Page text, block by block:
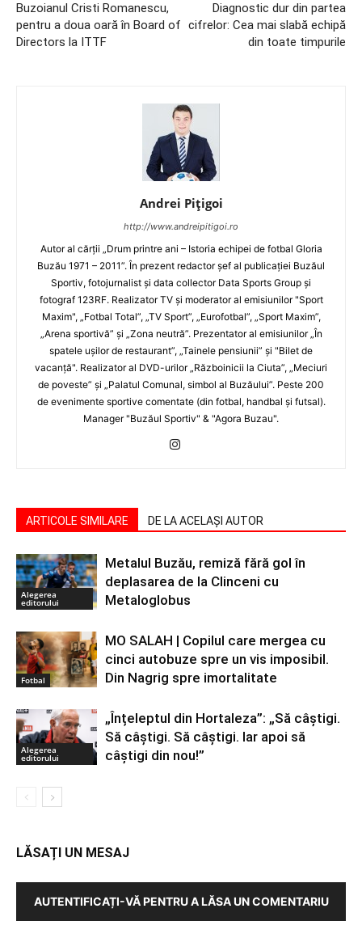
Buzoianul Cristi Romanescu,
pentru a doua oară în Board of
Directors la ITTF
Diagnostic dur din partea
cifrelor: Cea mai slabă echipă
din toate timpurile
Andrei Pițigoi
http://www.andreipitigoi.ro
Autor al cărţii „Drum printre ani – Istoria echipei de fotbal Gloria
Buzău 1971 – 2011”. În prezent redactor şef al publicaţiei Buzăul
Sportiv, fotojurnalist şi data collector Data Sports Group şi
fotograf 123RF. Realizator TV şi moderator al emisiunilor "Sport
Maxim", „Fotbal Total”, „TV Sport”, „Eurofotbal”, „Sport Maxim”,
„Arena sportivă” şi „Zona neutră”. Prezentator al emisiunilor „În
spatele uşilor de restaurant”, „Tainele pensiunii” şi "Bilet de
vacanţă". Realizator al DVD-urilor „Războinicii la Ciuta”, „Meciuri
de poveste” şi „Palatul Comunal, simbol al Buzăului”. Peste 200
de evenimente sportive comentate (din fotbal, handbal şi futsal).
Manager "Buzăul Sportiv" & "Agora Buzau".
ARTICOLE SIMILARE DE LA ACELAȘI AUTOR
Alegerea
editorului
Metalul Buzău, remiză fără gol în
deplasarea de la Clinceni cu
Metaloglobus
Fotbal
MO SALAH | Copilul care mergea cu
cinci autobuze spre un vis imposibil.
Din Nagrig spre imortalitate
Alegerea
editorului
„Înțeleptul din Hortaleza”: „Să câștigi.
Să câștigi. Să câștigi. Iar apoi să
câștigi din nou!”
LĂSAȚI UN MESAJ
AUTENTIFICAȚI-VĂ PENTRU A LĂSA UN COMENTARIU